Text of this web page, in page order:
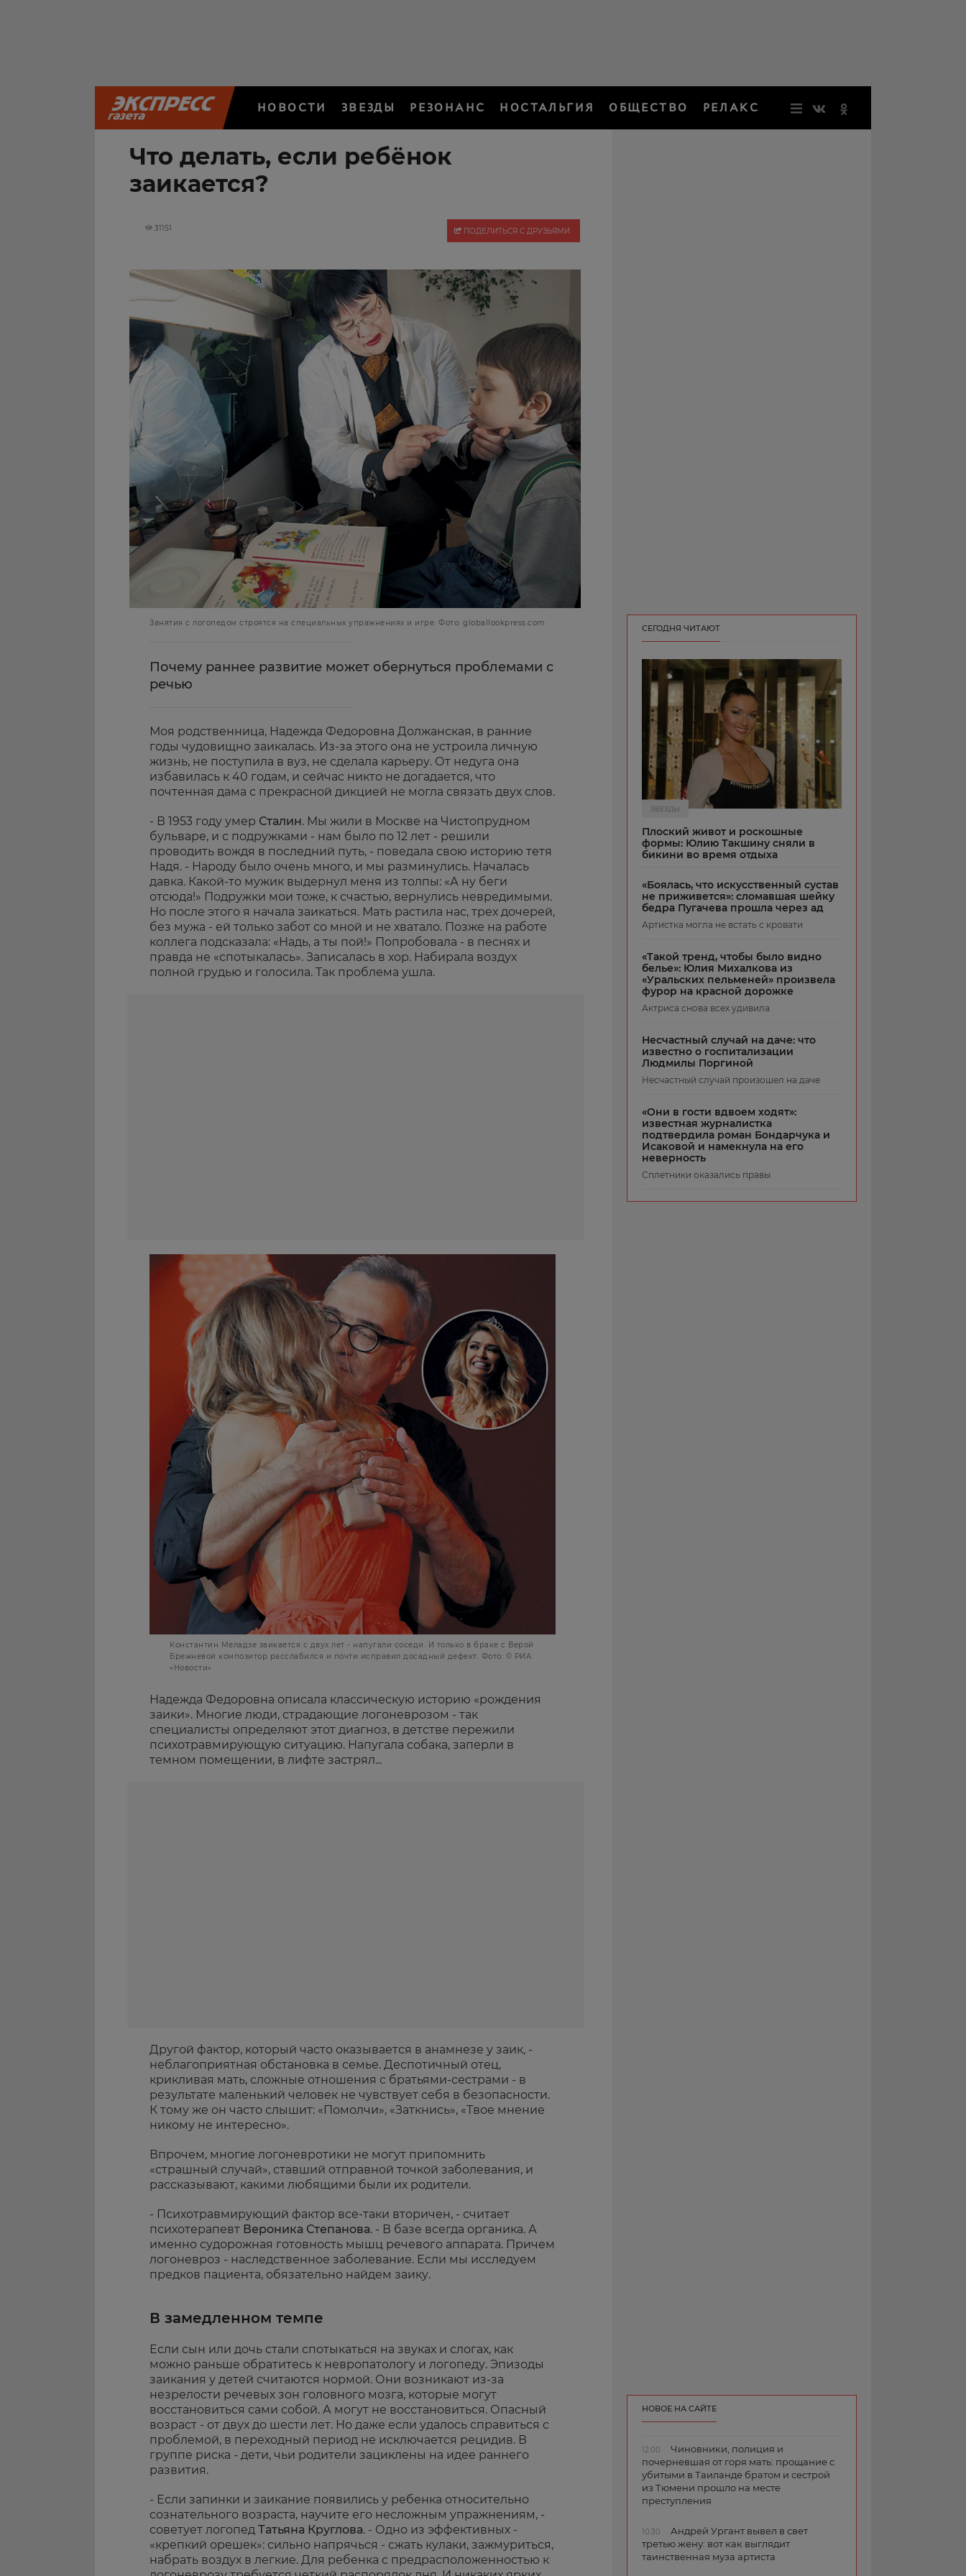
НОВОСТИ ЗВЕЗДЫ РЕЗОНАНС НОСТАЛЬГИЯ ОБЩЕСТВО РЕЛАКС
Что делать, если ребёнок
заикается?
31151 ПОДЕЛИТЬСЯ С ДРУЗЬЯМИ
Занятия с логопедом строятся на специальных упражнениях и игре. Фото: globallookpress.com
Почему раннее развитие может обернуться проблемами с
речью
Моя родственница, Надежда Федоровна Должанская, в ранние
годы чудовищно заикалась. Из-за этого она не устроила личную
жизнь, не поступила в вуз, не сделала карьеру. От недуга она
избавилась к 40 годам, и сейчас никто не догадается, что
почтенная дама с прекрасной дикцией не могла связать двух слов.
- В 1953 году умер Сталин. Мы жили в Москве на Чистопрудном
бульваре, и с подружками - нам было по 12 лет - решили
проводить вождя в последний путь, - поведала свою историю тетя
Надя. - Народу было очень много, и мы разминулись. Началась
давка. Какой-то мужик выдернул меня из толпы: «А ну беги
отсюда!» Подружки мои тоже, к счастью, вернулись невредимыми.
Но после этого я начала заикаться. Мать растила нас, трех дочерей,
без мужа - ей только забот со мной и не хватало. Позже на работе
коллега подсказала: «Надь, а ты пой!» Попробовала - в песнях и
правда не «спотыкалась». Записалась в хор. Набирала воздух
полной грудью и голосила. Так проблема ушла.
Константин Меладзе заикается с двух лет - напугали соседи. И только в браке с Верой
Брежневой композитор расслабился и почти исправил досадный дефект. Фото: © РИА
«Новости»
Надежда Федоровна описала классическую историю «рождения
заики». Многие люди, страдающие логоневрозом - так
специалисты определяют этот диагноз, в детстве пережили
психотравмирующую ситуацию. Напугала собака, заперли в
темном помещении, в лифте застрял...
Другой фактор, который часто оказывается в анамнезе у заик, -
неблагоприятная обстановка в семье. Деспотичный отец,
крикливая мать, сложные отношения с братьями-сестрами - в
результате маленький человек не чувствует себя в безопасности.
К тому же он часто слышит: «Помолчи», «Заткнись», «Твое мнение
никому не интересно».
Впрочем, многие логоневротики не могут припомнить
«страшный случай», ставший отправной точкой заболевания, и
рассказывают, какими любящими были их родители.
- Психотравмирующий фактор все-таки вторичен, - считает
психотерапевт Вероника Степанова. - В базе всегда органика. А
именно судорожная готовность мышц речевого аппарата. Причем
логоневроз - наследственное заболевание. Если мы исследуем
предков пациента, обязательно найдем заику.
В замедленном темпе
Если сын или дочь стали спотыкаться на звуках и слогах, как
можно раньше обратитесь к невропатологу и логопеду. Эпизоды
заикания у детей считаются нормой. Они возникают из-за
незрелости речевых зон головного мозга, которые могут
восстановиться сами собой. А могут не восстановиться. Опасный
возраст - от двух до шести лет. Но даже если удалось справиться с
проблемой, в переходный период не исключается рецидив. В
группе риска - дети, чьи родители зациклены на идее раннего
развития.
- Если запинки и заикание появились у ребенка относительно
сознательного возраста, научите его несложным упражнениям, -
советует логопед Татьяна Круглова. - Одно из эффективных -
«крепкий орешек»: сильно напрячься - сжать кулаки, зажмуриться,
набрать воздух в легкие. Для ребенка с предрасположенностью к
СЕГОДНЯ ЧИТАЮТ
ЗВЕЗДЫ
Плоский живот и роскошные
формы: Юлию Такшину сняли в
бикини во время отдыха
«Боялась, что искусственный сустав
не приживется»: сломавшая шейку
бедра Пугачева прошла через ад
Артистка могла не встать с кровати
«Такой тренд, чтобы было видно
белье»: Юлия Михалкова из
«Уральских пельменей» произвела
фурор на красной дорожке
Актриса снова всех удивила
Несчастный случай на даче: что
известно о госпитализации
Людмилы Поргиной
Несчастный случай произошел на даче
«Они в гости вдвоем ходят»:
известная журналистка
подтвердила роман Бондарчука и
Исаковой и намекнула на его
неверность
Сплетники оказались правы
НОВОЕ НА САЙТЕ
12:00
Чиновники, полиция и
почерневшая от горя мать: прощание с
убитыми в Таиланде братом и сестрой
из Тюмени прошло на месте
преступления
10:30
Андрей Ургант вывел в свет
третью жену: вот как выглядит
таинственная муза артиста